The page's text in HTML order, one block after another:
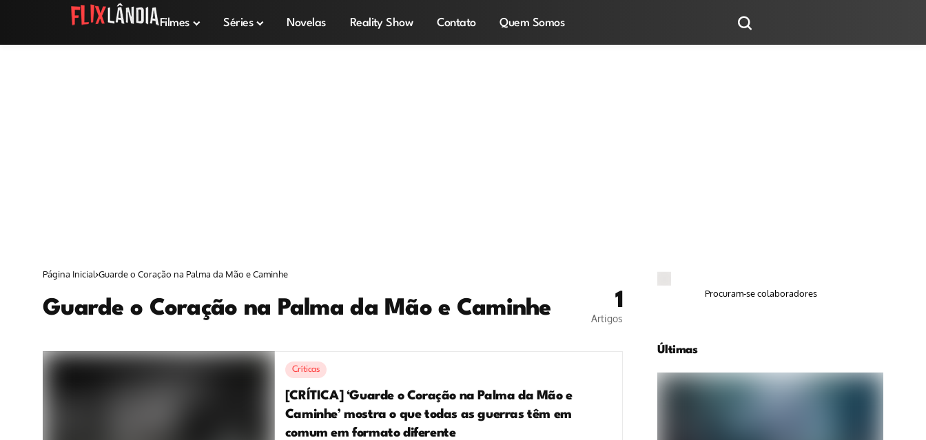
Filmes Séries Novelas Reality Show Contato Quem Somos
Página Inicial Guarde o Coração na Palma da Mão e Caminhe
Guarde o Coração na Palma da Mão e Caminhe 1
Artigos
Críticas
[CRÍTICA] ‘Guarde o Coração na Palma da Mão e
Caminhe’ mostra o que todas as guerras têm em
comum em formato diferente
Procuram-se colaboradores
Últimas